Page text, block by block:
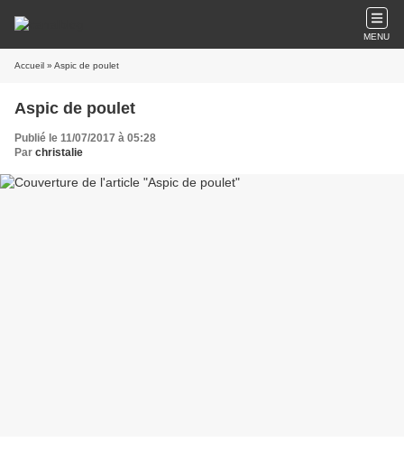
MENU
Accueil » Aspic de poulet
Aspic de poulet
Publié le 11/07/2017 à 05:28
Par christalie